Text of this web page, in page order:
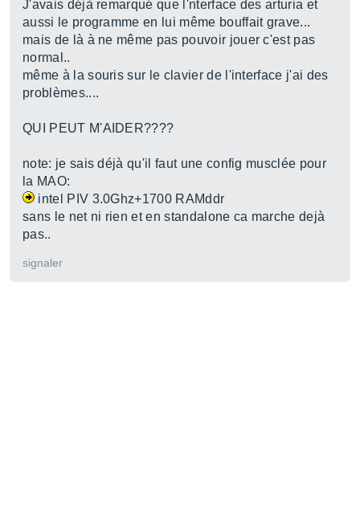
J'avais déjà remarqué que l'nterface des arturia et
aussi le programme en lui même bouffait grave...
mais de là à ne même pas pouvoir jouer c'est pas
normal..
même à la souris sur le clavier de l'interface j'ai des
problèmes....
QUI PEUT M'AIDER????
note: je sais déjà qu'il faut une config musclée pour
la MAO:
intel PIV 3.0Ghz+1700 RAMddr
sans le net ni rien et en standalone ca marche dejà
pas..
signaler